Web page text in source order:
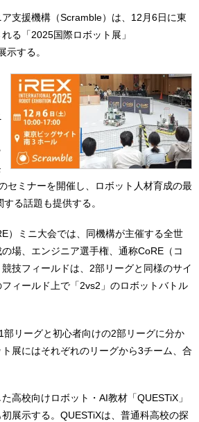
支援機構（Scramble）は、12月6日に東
る「2025国際ロボット展」
示する。
セミナーを開催し、ロボット人材育成の最
る話題も提供する。
）ミニ大会では、同機構が主催する全世
場、エンジニア選手権、通称CoRE（コ
技フィールドは、2部リーグと同様のサイ
ィールド上で「2vs2」のロボットバトル
部リーグと初心者向けの2部リーグに分か
展にはそれぞれのリーグから3チーム、合
高校向けロボット・AI教材「QUESTiX」
初展示する。QUESTiXは、普通科高校の探